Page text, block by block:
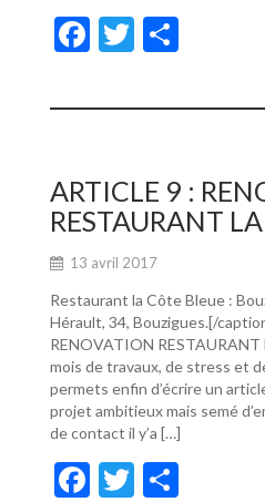
F
e
o
o
k
T
itt ta
er
ARTICLE 9 :
RESTAURANT
13 avril 2017
Restaurant la Côte Bleue :
Hérault, 34, Bouzigues.[/
RENOVATION
mois de travaux, de stress et
permets enfin d’écrire un
projet ambitieux mais semé
de contact il y’a […]
F
T